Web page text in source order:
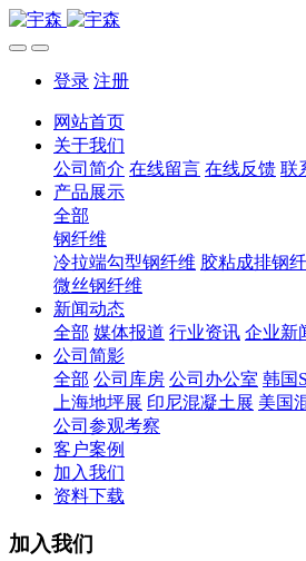
登录 注册
网站首页
关于我们
公司简介 在线留言 在线反馈 联
产品展示
全部
钢纤维
冷拉端勾型钢纤维 胶粘成排钢
微丝钢纤维
新闻动态
全部 媒体报道 行业资讯 企业新
公司简影
全部 公司库房 公司办公室 韩国
上海地坪展 印尼混凝土展 美国
公司参观考察
客户案例
加入我们
资料下载
加入我们